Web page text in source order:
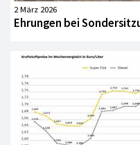
2 März 2026
Ehrungen bei